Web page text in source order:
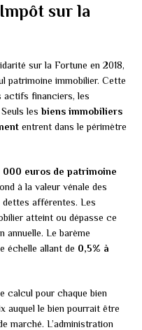
sur la
sur la Fortune en 2018,
patrimoine immobilier. Cette
actifs financiers, les
lesbiens immobiliers
entrent dans le périmètre
000 euros de patrimoine
à la valeur vénale des
afférentes. Les
atteint ou dépasse ce
annuelle. Le barème
échelle allant de 0,5% à
calcul pour chaque bien
auquel le bien pourrait être
marché. L’administration